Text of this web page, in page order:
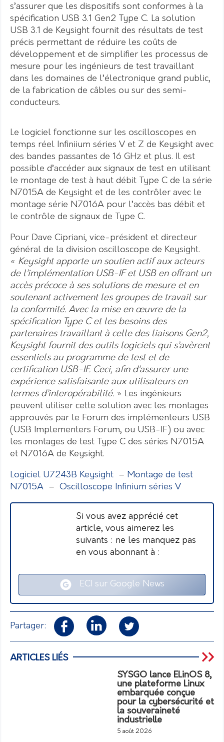
s’assurer que les dispositifs sont conformes à la
spécification USB 3.1 Gen2 Type C. La solution
USB 3.1 de Keysight fournit des résultats de test
précis permettant de réduire les coûts de
développement et de simplifier les processus de
mesure pour les ingénieurs de test travaillant
dans les domaines de l’électronique grand public,
de la fabrication de câbles ou sur des semi-
conducteurs.
Le logiciel fonctionne sur les oscilloscopes en
temps réel Infiniium séries V et Z de Keysight avec
des bandes passantes de 16 GHz et plus. Il est
possible d’accéder aux signaux de test en utilisant
le montage de test à haut débit Type C de la série
N7015A de Keysight et de les contrôler avec le
montage série N7016A pour l’accès bas débit et
le contrôle de signaux de Type C.
Pour Dave Cipriani, vice-président et directeur
général de la division oscilloscope de Keysight.
« Keysight apporte un soutien actif aux acteurs
de l’implémentation USB-IF et USB en offrant un
accès précoce à ses solutions de mesure et en
soutenant activement les groupes de travail sur
la conformité. Avec la mise en œuvre de la
spécification Type C et les besoins des
partenaires travaillant à celle des liaisons Gen2,
Keysight fournit des outils logiciels qui s’avèrent
essentiels au programme de test et de
certification USB-IF. Ceci, afin d’assurer une
expérience satisfaisante aux utilisateurs en
termes d’interopérabilité. » Les ingénieurs
peuvent utiliser cette solution avec les montages
approuvés par le Forum des implémenteurs USB
(USB Implementers Forum, ou USB-IF) ou avec
les montages de test Type C des séries N7015A
et N7016A de Keysight.
Logiciel U7243B Keysight – Montage de test
N7015A – Oscilloscope Infinium séries V
Si vous avez apprécié cet
article, vous aimerez les
suivants : ne les manquez pas
en vous abonnant à :
ECI sur Google News
Partager:
ARTICLES LIÉS
SYSGO lance ELinOS 8,
une plateforme Linux
embarquée conçue
pour la cybersécurité et
la souveraineté
industrielle
5 août 2026